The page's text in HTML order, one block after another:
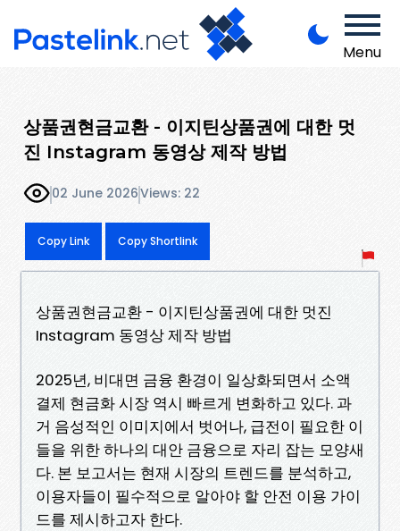
Menu
상품권현금교환 - 이지틴상품권에 대한 멋
진 Instagram 동영상 제작 방법
02 June 2026Views: 22
Copy Link Copy Shortlink
상품권현금교환 - 이지틴상품권에 대한 멋진
Instagram 동영상 제작 방법
2025년, 비대면 금융 환경이 일상화되면서 소액
결제 현금화 시장 역시 빠르게 변화하고 있다. 과
거 음성적인 이미지에서 벗어나, 급전이 필요한 이
들을 위한 하나의 대안 금융으로 자리 잡는 모양새
다. 본 보고서는 현재 시장의 트렌드를 분석하고,
이용자들이 필수적으로 알아야 할 안전 이용 가이
드를 제시하고자 한다.